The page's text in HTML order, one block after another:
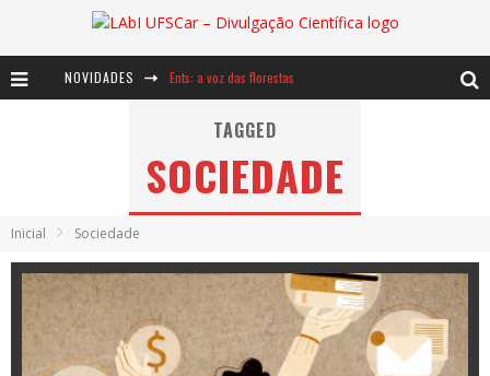
NOVIDADES Ents: a voz das florestas
Notáveis: Bertha Lutz
TAGGED
SOCIEDADE
Inicial Sociedade